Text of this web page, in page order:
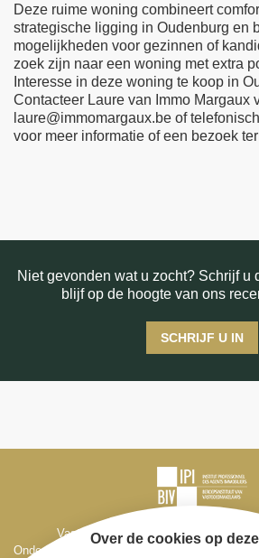
Deze ruime woning combineert
strategische ligging in Oudenburg en
mogelijkheden voor gezinnen of
zoek zijn naar een woning met extra
Interesse in deze woning te koop in
Contacteer Laure van Immo Margaux
laure@immomargaux.be of
voor meer informatie of een bezoek
Niet gevonden wat u zocht? Schrijf u
blijf op de hoogte van ons
SCHRIJF U IN
Vastgoedmakelaar-bemiddelaar BIV
Ondernemingsnr. BE 0795 330 714,
Over de cookies op